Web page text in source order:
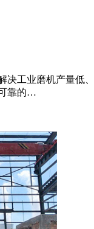
决工业磨机产量低
靠的…